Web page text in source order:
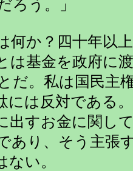
ろう。」
何か？四十年以
は基金を政府に
だ。私は国民主
には反対である
出すお金に関し
あり、そう主張
い。